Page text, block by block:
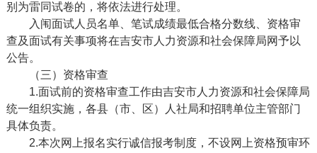
别为雷同试卷的，将依法进行处理。
入闱面试人员名单、笔试成绩最低合格分数线、资格审
查及面试有关事项将在吉安市人力资源和社会保障局网予以
公告。
（三）资格审查
1.面试前的资格审查工作由吉安市人力资源和社会保障局
统一组织实施，各县（市、区）人社局和招聘单位主管部门
具体负责。
2.本次网上报名实行诚信报考制度，不设网上资格预审环